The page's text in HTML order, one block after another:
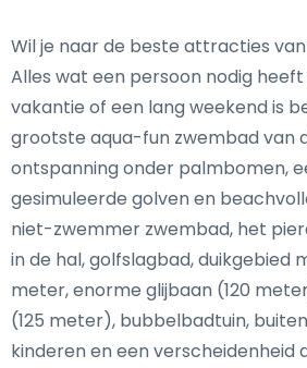
Wil je naar de beste attracties
Alles wat een persoon nodig
vakantie of een lang weekend is
grootste aqua-fun zwembad van
ontspanning onder palmbomen,
gesimuleerde golven en
niet-zwemmer zwembad, het
in de hal, golfslagbad, duikgebied
meter, enorme glijbaan (120
(125 meter), bubbelbadtuin,
kinderen en een verscheidenheid